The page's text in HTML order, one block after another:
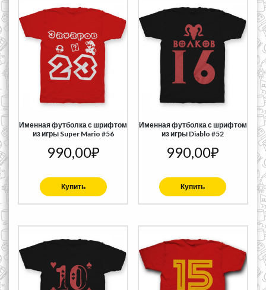
Именная футболка с шрифтом
из игры Super Mario #56
990,00₽
Купить
Именная футболка с шрифтом
из игры Diablo #52
990,00₽
Купить